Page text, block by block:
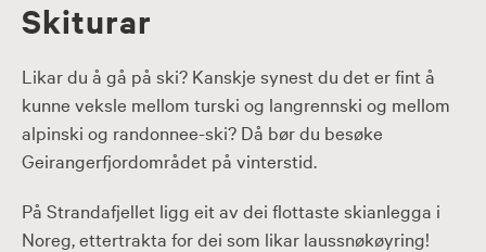
Skiturar
Likar du å gå på ski? Kanskje synest du det er fint å
kunne veksle mellom turski og langrennski og mellom
alpinski og randonnee-ski? Då bør du besøke
Geirangerfjordområdet på vinterstid.
På Strandafjellet ligg eit av dei flottaste skianlegga i
Noreg, ettertrakta for dei som likar laussnøkøyring!